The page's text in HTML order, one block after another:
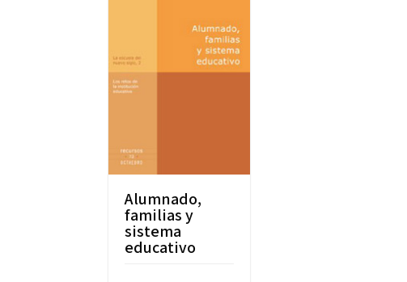
Alumnado,
familias y
sistema
educativo